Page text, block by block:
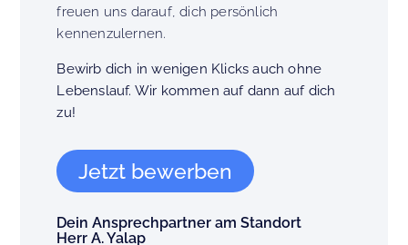
freuen uns darauf, dich persönlich
kennenzulernen.
Bewirb dich in wenigen Klicks auch ohne
Lebenslauf. Wir kommen auf dann auf dich
zu!
Jetzt bewerben
Dein Ansprechpartner am Standort
Herr A. Yalap